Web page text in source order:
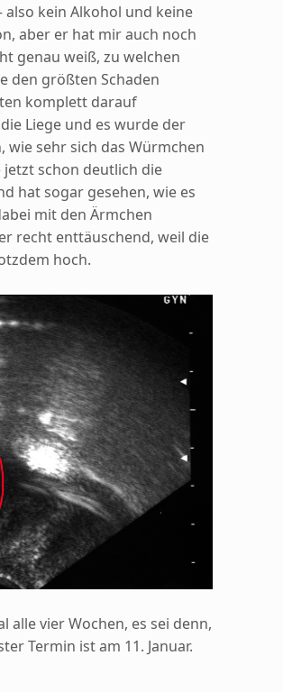
kein Alkohol und keine
aber er hat mir auch noch
genau weiß, zu welchen
den größten Schaden
komplett darauf
Liege und es wurde der
sehr sich das Würmchen
schon deutlich die
hat sogar gesehen, wie es
mit den Ärmchen
recht enttäuschend, weil die
hoch.
alle vier Wochen, es sei denn,
Termin ist am 11. Januar.